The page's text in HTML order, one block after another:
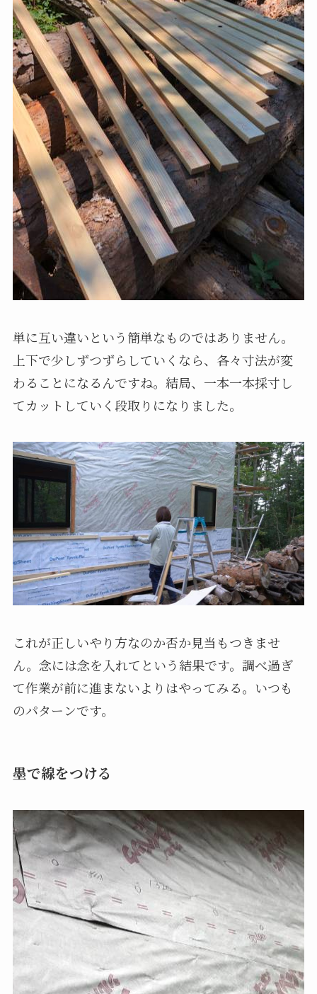
単に互い違いという簡単なものではありません。
上下で少しずつずらしていくなら、各々寸法が変
わることになるんですね。結局、一本一本採寸し
てカットしていく段取りになりました。
これが正しいやり方なのか否か見当もつきませ
ん。念には念を入れてという結果です。調べ過ぎ
て作業が前に進まないよりはやってみる。いつも
のパターンです。
墨で線をつける